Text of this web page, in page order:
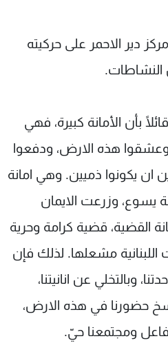
دير الاحمر على حركيته
النشاطات.
بأن الأمانة كبيرة، فهي
وعشقوا هذه الارض، ودفعوا
ان يكونوا ذميين. وهي امانة
يسوع، وزرعت الايمان
القضية، قضية كرامة وحرية
اللبنانية مشعلها. لذلك فإن
وبالتخلي عن انانيتنا،
حضورنا في هذه الارض،
ومجتمعنا حيّ.